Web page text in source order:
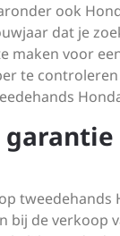
ook
dat je
maken voor
te
bij de verkoop